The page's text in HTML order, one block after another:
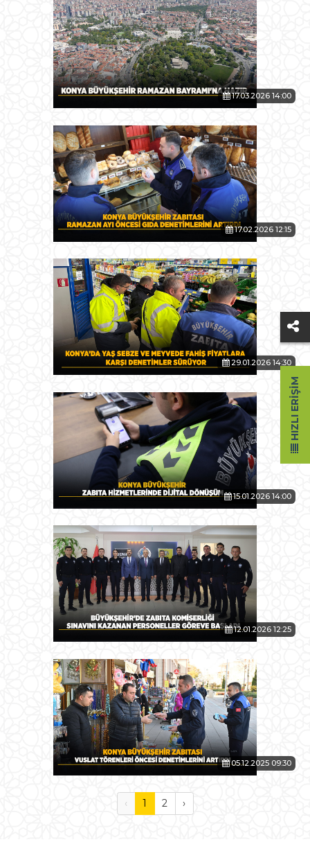
17.03.2026 14:00
17.02.2026 12:15
29.01.2026 14:30
15.01.2026 14:00
12.01.2026 12:25
05.12.2025 09:30
‹ 1 2 ›
HIZLI ERIŞIM